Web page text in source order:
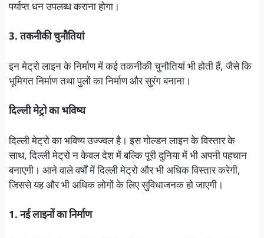
पर्याप्त धन उपलब्ध कराना होगा।
3. तकनीकी चुनौतियां
इन मेट्रो लाइन के निर्माण में कई तकनीकी चुनौतियां भी होती हैं, जैसे कि
भूमिगत निर्माण तथा पुलों का निर्माण और सुरंग बनाना।
दिल्ली मेट्रो का भविष्य
दिल्ली मेट्रो का भविष्य उज्ज्वल है। इस गोल्डन लाइन के विस्तार के
साथ, दिल्ली मेट्रो न केवल देश में बल्कि पूरी दुनिया में भी अपनी पहचान
बनाएगी। आने वाले वर्षों में दिल्ली मेट्रो और भी अधिक विस्तार करेगी,
जिससे यह और भी अधिक लोगों के लिए सुविधाजनक हो जाएगी।
1. नई लाइनों का निर्माण